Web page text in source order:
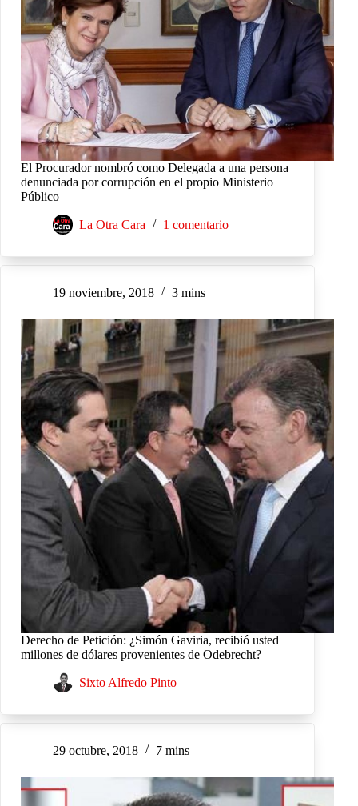
El Procurador nombró como Delegada a una persona
denunciada por corrupción en el propio Ministerio
Público
La Otra Cara 1 comentario
19 noviembre, 2018 3 mins
Derecho de Petición: ¿Simón Gaviria, recibió usted
millones de dólares provenientes de Odebrecht?
Sixto Alfredo Pinto
29 octubre, 2018 7 mins